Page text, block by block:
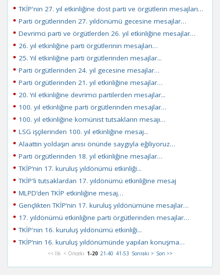
TKİP'nin 27. yıl etkinliğine dost parti ve örgütlerin mesajları…
Parti örgütlerinden 27. yıldönümü gecesine mesajlar…
Devrimci parti ve örgütlerden 26. yıl etkinliğine mesajlar…
26. yıl etkinliğine parti örgütlerinin mesajları…
25. Yıl etkinliğine parti örgütlerinden mesajlar...
Parti örgütlerinden 24. yıl gecesine mesajlar…
Parti örgütlerinden 21. yıl etkinliğine mesajlar…
20. Yıl etkinliğine devrimci partilerden mesajlar...
100. yıl etkinliğine parti örgütlerinden mesajlar…
100. yıl etkinliğine komünist tutsakların mesajı…
LSG işçilerinden 100. yıl etkinliğine mesaj...
Alaattin yoldaşın anısı önünde saygıyla eğiliyoruz…
Parti örgütlerinden 18. yıl etkinliğine mesajlar…
TKİP’nin 17. kuruluş yıldönümü etkinliği...
TKİP'li tutsaklardan 17. yıldönümü etkinliğine mesaj
MLPD’den TKİP etkinliğine mesaj…
Gençlikten TKİP’nin 17. kuruluş yıldönümüne mesajlar…
17. yıldönümü etkinliğine parti örgütlerinden mesajlar…
TKİP'nin 16. kuruluş yıldönümü etkinliği...
TKİP’nin 16. kuruluş yıldönümünde yapılan konuşma…
<< İlk < Önceki 1-20 21-40 41-53 Sonraki > Son >>